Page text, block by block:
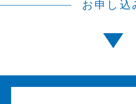
お申し込